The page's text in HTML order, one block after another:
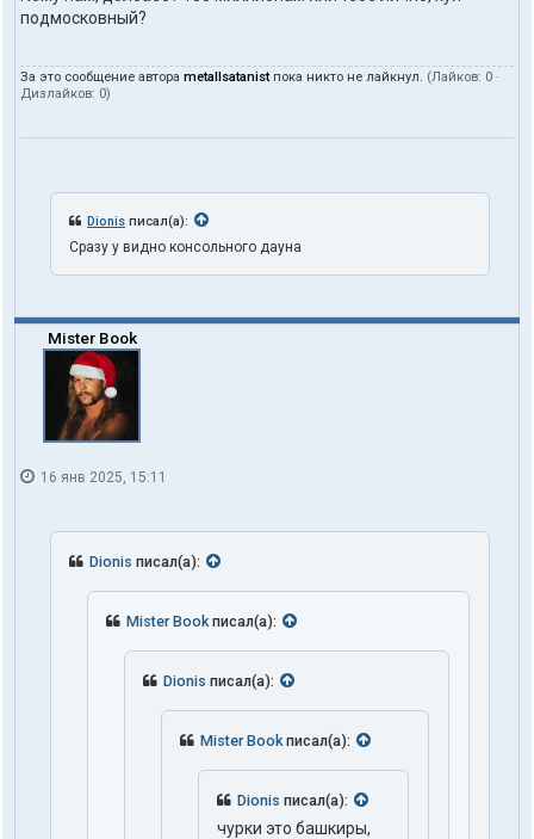
подмосковный?
За это сообщение автора metallsatanistпока никто не лайкнул. (Лайков: 0 ·
Дизлайков: 0)
Dionis писал(а):
Сразу у видно консольного дауна
Mister Book
16 янв 2025, 15:11
Dionis писал(а):
Mister Book писал(а):
Dionis писал(а):
Mister Book писал(а):
Dionis писал(а):
чурки это башкиры,